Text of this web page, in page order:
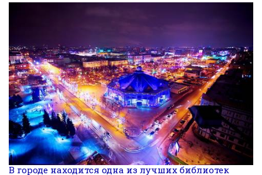
В городе находится одна из лучших библиотек